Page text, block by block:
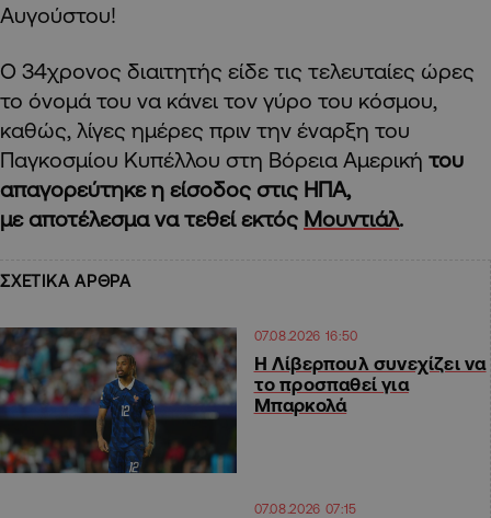
Αυγούστου!
Ο 34χρονος διαιτητής είδε τις τελευταίες ώρες
το όνομά του να κάνει τον γύρο του κόσμου,
καθώς, λίγες ημέρες πριν την έναρξη του
Παγκοσμίου Κυπέλλου στη Βόρεια Αμερική του
απαγορεύτηκε η είσοδος στις ΗΠΑ,
με αποτέλεσμα να τεθεί εκτός Μουντιάλ.
ΣΧΕΤΙΚΑ ΑΡΘΡΑ
07.08.2026 16:50
Η Λίβερπουλ συνεχίζει να
το προσπαθεί για
Μπαρκολά
07.08.2026 07:15